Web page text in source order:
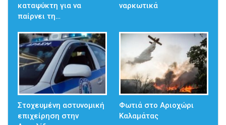
καταψύκτη για να
παίρνει τη…
ναρκωτικά
Στοχευμένη αστυνομική
επιχείρηση στην
Φωτιά στο Αριοχώρι
Καλαμάτας